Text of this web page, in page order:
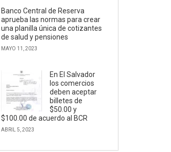
Banco Central de Reserva
aprueba las normas para crear
una planilla única de cotizantes
de salud y pensiones
MAYO 11, 2023
En El Salvador
los comercios
deben aceptar
billetes de
$50.00 y
$100.00 de acuerdo al BCR
ABRIL 5, 2023